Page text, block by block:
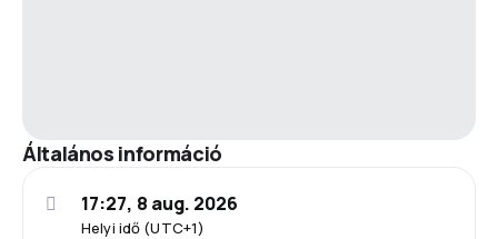
Általános információ
Helyi idő (UTC+1)
17:27, 8 aug. 2026